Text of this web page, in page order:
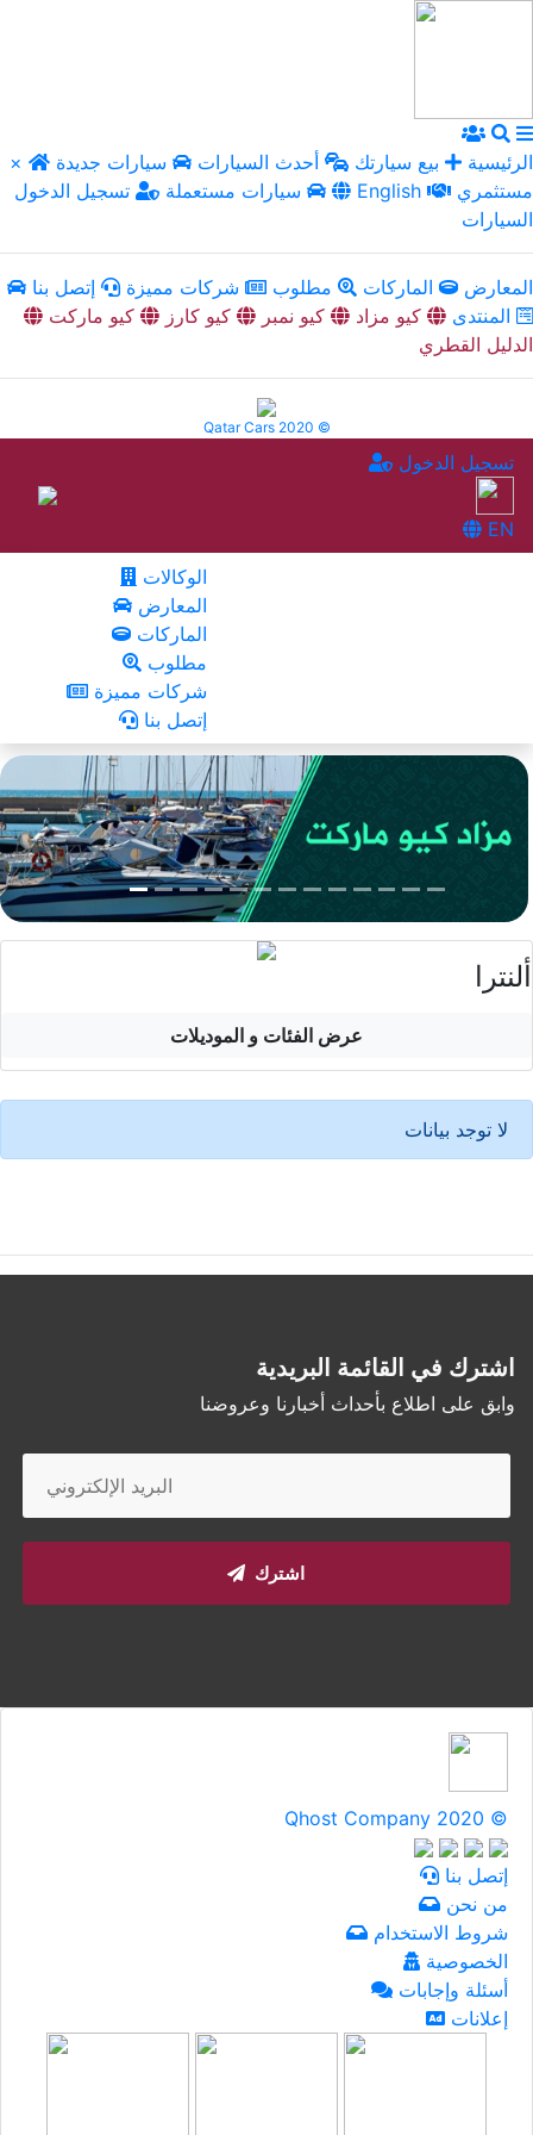
× الرئيسية بيع سيارتك أحدث السيارات
سيارات جديدة
سيارات مستعملة
تسجيل الدخول English
السيارات
المعارض الماركات مطلوب شركات مميزة
إتصل بنا
المنتدى
كيو مزاد كيو نمبر كيو كارز
كيو ماركت
الدليل القطري
Qatar Cars 2020 ©
تسجيل الدخول
EN
الوكالات
المعارض
الماركات
مطلوب
شركات مميزة
إتصل بنا
ألنترا
عرض الفئات و الموديلات
لا توجد بيانات
اشترك في القائمة البريدية
وابق على اطلاع بأحداث أخبارنا وعروضنا
اشترك
Qhost Company 2020 ©
إتصل بنا
من نحن
شروط الاستخدام
الخصوصية
أسئلة وإجابات
إعلانات